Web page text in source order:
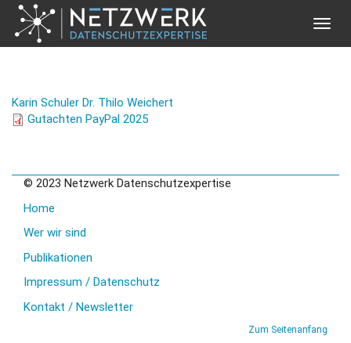
Toggle
Karin Schuler Dr. Thilo Weichert
Gutachten PayPal 2025
© 2023 Netzwerk Datenschutzexpertise
Home
Wer wir sind
Publikationen
Impressum / Datenschutz
Kontakt / Newsletter
Zum Seitenanfang